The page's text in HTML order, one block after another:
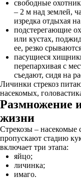
свободные
– 2 м над землей,
изредка отдыхая
подстерегающие
или кустах,
ее, резко
пасущиеся
перепархивая с
съедают, сидя на
Личинки стрекоз
насекомых,
Размножение
жизни
Стрекозы –
пропускают стадию
включает три этапа:
яйцо;
личинка;
имаго.